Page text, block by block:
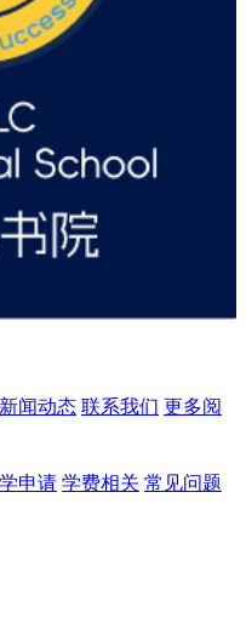
新闻动态 联系我们 更多阅
申请 学费相关 常见问题